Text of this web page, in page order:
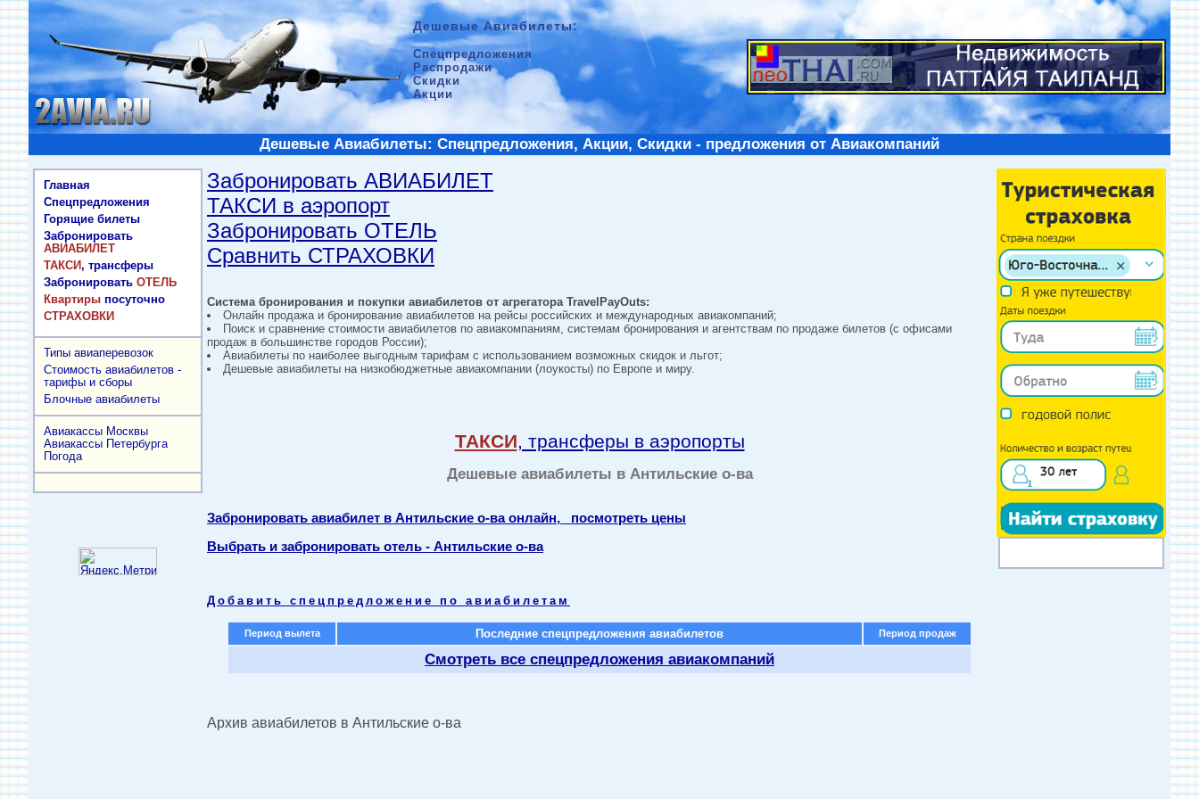
Дешевые Авиабилеты:
Спецпредложения
Распродажи
Скидки
Акции
Дешевые Авиабилеты: Спецпредложения, Акции, Скидки - предложения от Авиакомпаний
Главная
Спецпредложения
Горящие билеты
Забронировать
АВИАБИЛЕТ
ТАКСИ, трансферы
Забронировать ОТЕЛЬ
Квартиры посуточно
СТРАХОВКИ
Типы авиаперевозок
Стоимость авиабилетов -
тарифы и сборы
Блочные авиабилеты
Авиакассы Москвы
Авиакассы Петербурга
Погода
Забронировать АВИАБИЛЕТ
ТАКСИ в аэропорт
Забронировать ОТЕЛЬ
Сравнить СТРАХОВКИ
Система бронирования и покупки авиабилетов от агрегатора TravelPayOuts:
Онлайн продажа и бронирование авиабилетов на рейсы российских и международных авиакомпаний;
Поиск и сравнение стоимости авиабилетов по авиакомпаниям, системам бронирования и агентствам по продаже билетов (с офисами
продаж в большинстве городов России);
Авиабилеты по наиболее выгодным тарифам с использованием возможных скидок и льгот;
Дешевые авиабилеты на низкобюджетные авиакомпании (лоукосты) по Европе и миру.
ТАКСИ, трансферы в аэропорты
Дешевые авиабилеты в Антильские о-ва
Забронировать авиабилет в Антильские о-ва онлайн, посмотреть цены
Выбрать и забронировать отель - Антильские о-ва
Добавить спецпредложение по авиабилетам
Период вылета Последние спецпредложения авиабилетов Период продаж
Смотреть все спецпредложения авиакомпаний
Архив авиабилетов в Антильские о-ва